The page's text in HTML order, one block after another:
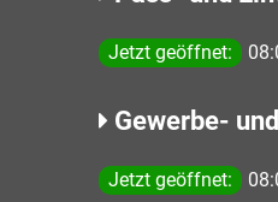
Klicken, um weitere
Jetzt geöffnet:
Gewerbe-
Klicken, um weitere
Jetzt geöffnet: